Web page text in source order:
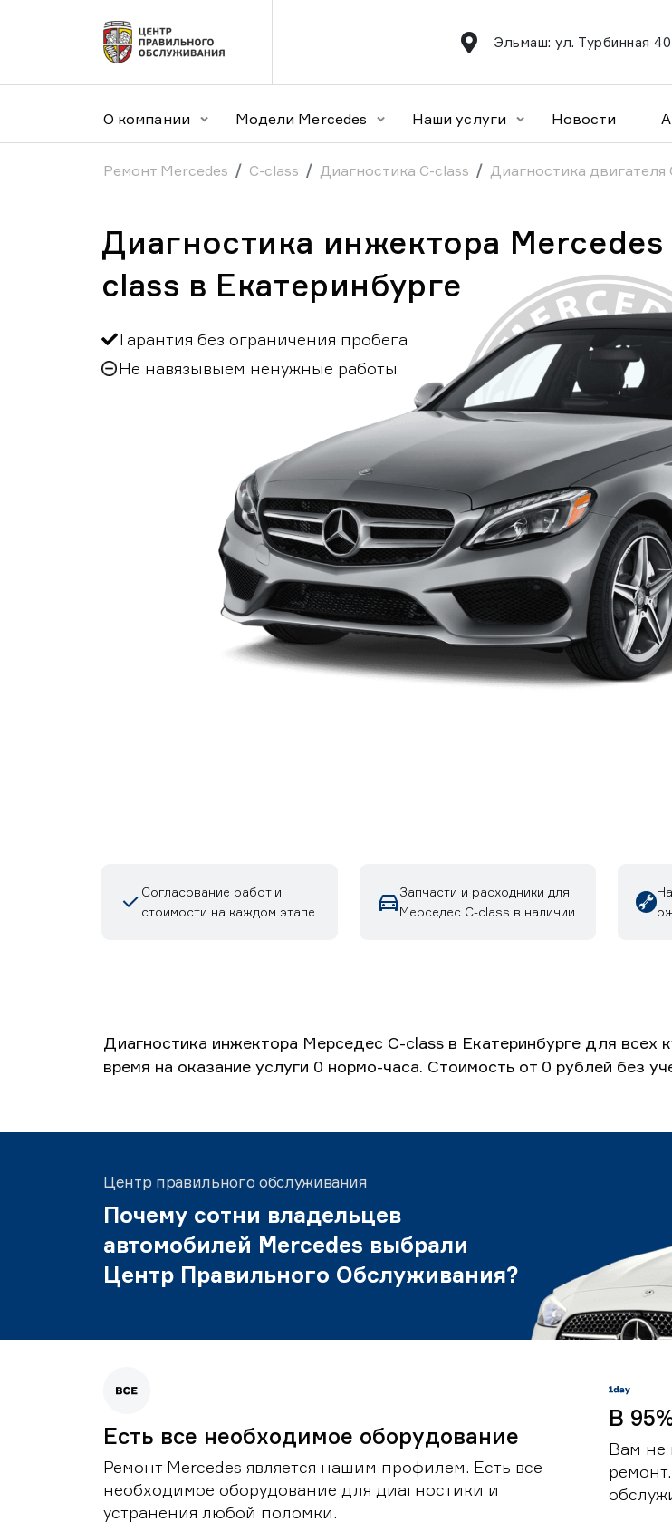
Эльмаш: ул. Турбинная
О компании Модели Mercedes Наши услуги Новости
Ремонт Mercedes C-class Диагностика C-class Диагностика двигателя
Диагностика инжектора Mercedes
class в Екатеринбурге
Гарантия без ограничения пробега
Не навязывыем ненужные работы
Согласование работ и
стоимости на каждом этапе
Запчасти и расходники для
Мерседес C-class в наличии
Диагностика инжектора Мерседес C-class в Екатеринбурге для
время на оказание услуги 0 нормо-часа. Стоимость от 0 рублей без
Центр правильного обслуживания
Почему сотни владельцев
автомобилей Mercedes выбрали
Центр Правильного Обслуживания?
Есть все необходимое оборудование
Ремонт Mercedes является нашим профилем. Есть все
необходимое оборудование для диагностики и
устранения любой поломки.
В
Вам не